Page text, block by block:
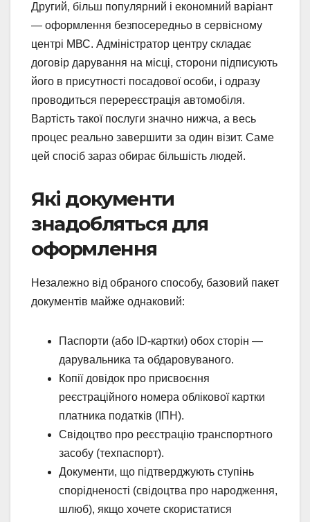
Другий, більш популярний і економний варіант
— оформлення безпосередньо в сервісному
центрі МВС. Адміністратор центру складає
договір дарування на місці, сторони підписують
його в присутності посадової особи, і одразу
проводиться перереєстрація автомобіля.
Вартість такої послуги значно нижча, а весь
процес реально завершити за один візит. Саме
цей спосіб зараз обирає більшість людей.
Які документи
знадобляться для
оформлення
Незалежно від обраного способу, базовий пакет
документів майже однаковий:
Паспорти (або ID-картки) обох сторін —
дарувальника та обдаровуваного.
Копії довідок про присвоєння
реєстраційного номера облікової картки
платника податків (ІПН).
Свідоцтво про реєстрацію транспортного
засобу (техпаспорт).
Документи, що підтверджують ступінь
спорідненості (свідоцтва про народження,
шлюб), якщо хочете скористатися